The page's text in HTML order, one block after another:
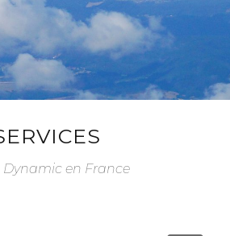
Dynamic en France